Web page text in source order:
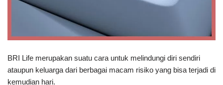
BRI Life merupakan suatu cara untuk melindungi diri sendiri
ataupun keluarga dari berbagai macam risiko yang bisa terjadi di
kemudian hari.